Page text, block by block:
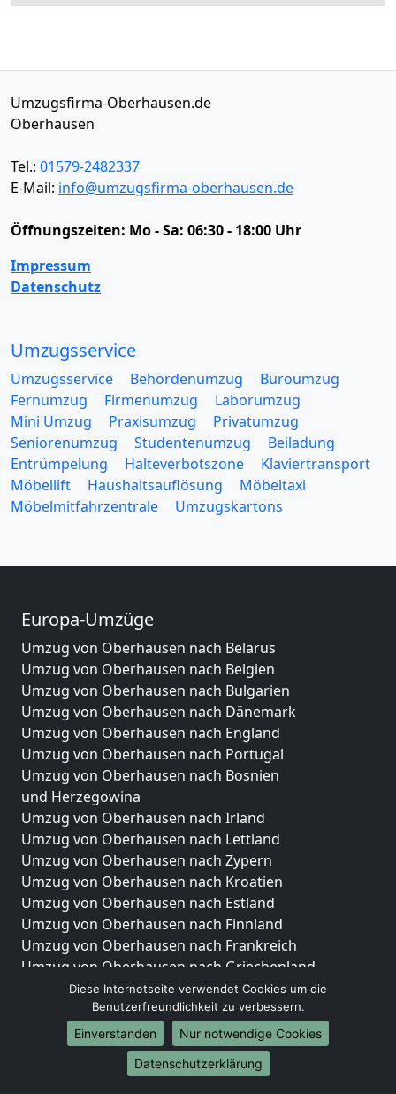
Umzugsfirma-Oberhausen.de
Oberhausen
Tel.: 01579-2482337
E-Mail: info@umzugsfirma-oberhausen.de
Öffnungszeiten: Mo - Sa: 06:30 - 18:00 Uhr
Impressum
Datenschutz
Umzugsservice
Umzugsservice Behördenumzug
Büroumzug
Fernumzug
Firmenumzug
Laborumzug
Mini Umzug
Praxisumzug
Privatumzug
Seniorenumzug
Studentenumzug
Beiladung
Entrümpelung
Halteverbotszone
Klaviertransport
Möbellift
Haushaltsauflösung
Möbeltaxi
Möbelmitfahrzentrale
Umzugskartons
Europa-Umzüge
Umzug von Oberhausen nach Belarus
Umzug von Oberhausen nach Belgien
Umzug von Oberhausen nach Bulgarien
Umzug von Oberhausen nach Dänemark
Umzug von Oberhausen nach England
Umzug von Oberhausen nach Portugal
Umzug von Oberhausen nach Bosnien
und Herzegowina
Umzug von Oberhausen nach Irland
Umzug von Oberhausen nach Lettland
Umzug von Oberhausen nach Zypern
Umzug von Oberhausen nach Kroatien
Umzug von Oberhausen nach Estland
Umzug von Oberhausen nach Finnland
Umzug von Oberhausen nach Frankreich
Umzug von Oberhausen nach Griechenland
Umzug von Oberhausen nach Italien
Umzug von Oberhausen nach Liechtenstein
Umzug von Oberhausen nach Luxemburg
Umzug von Oberhausen nach Niederlande
Umzug von Oberhausen nach Norwegen
Diese Internetseite verwendet Cookies um die
Benutzerfreundlichkeit zu verbessern.
Einverstanden
Nur notwendige Cookies
Datenschutzerklärung